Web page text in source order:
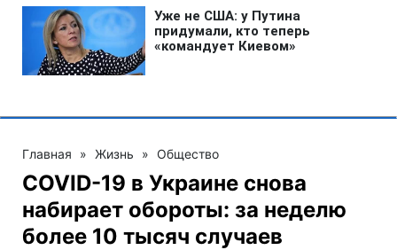
Главная » Жизнь » Общество
COVID-19 в Украине снова
набирает обороты: за неделю
более 10 тысяч случаев